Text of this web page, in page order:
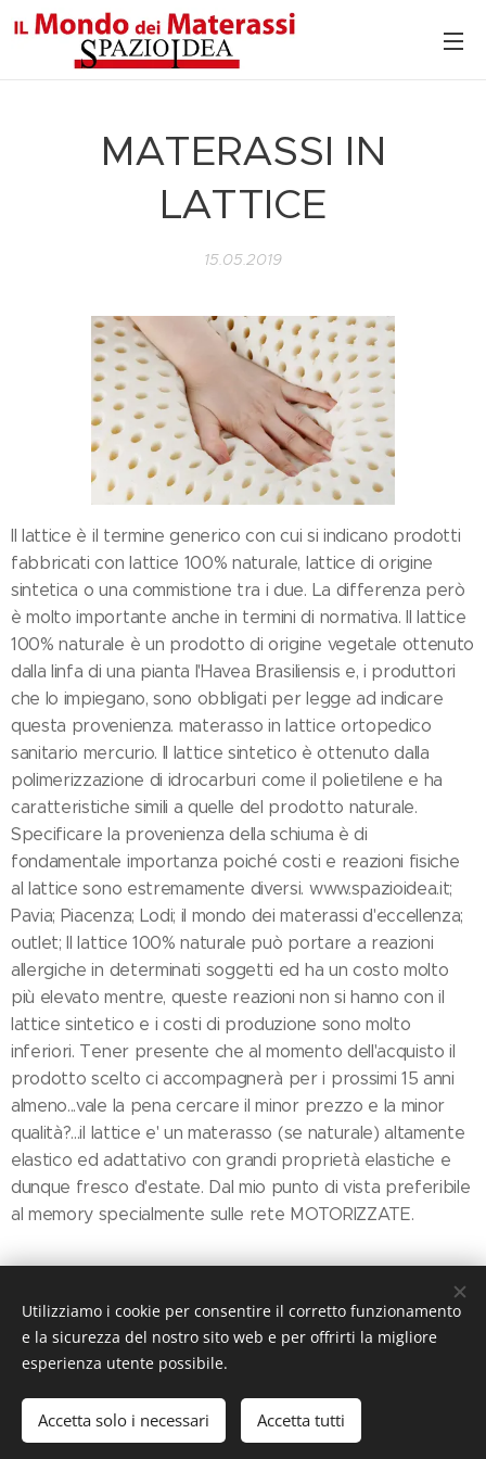
MATERASSI IN
LATTICE
15.05.2019
Il lattice è il termine generico con cui si indicano prodotti
fabbricati con lattice 100% naturale, lattice di origine
sintetica o una commistione tra i due. La differenza però
è molto importante anche in termini di normativa. Il lattice
100% naturale è un prodotto di origine vegetale ottenuto
dalla linfa di una pianta l'Havea Brasiliensis e, i produttori
che lo impiegano, sono obbligati per legge ad indicare
questa provenienza. materasso in lattice ortopedico
sanitario mercurio. Il lattice sintetico è ottenuto dalla
polimerizzazione di idrocarburi come il polietilene e ha
caratteristiche simili a quelle del prodotto naturale.
Specificare la provenienza della schiuma è di
fondamentale importanza poiché costi e reazioni fisiche
al lattice sono estremamente diversi. www.spazioidea.it;
Pavia; Piacenza; Lodi; il mondo dei materassi d'eccellenza;
outlet; Il lattice 100% naturale può portare a reazioni
allergiche in determinati soggetti ed ha un costo molto
più elevato mentre, queste reazioni non si hanno con il
lattice sintetico e i costi di produzione sono molto
inferiori. Tener presente che al momento dell'acquisto il
prodotto scelto ci accompagnerà per i prossimi 15 anni
almeno...vale la pena cercare il minor prezzo e la minor
qualità?...il lattice e' un materasso (se naturale) altamente
elastico ed adattativo con grandi proprietà elastiche e
dunque fresco d'estate. Dal mio punto di vista preferibile
al memory specialmente sulle rete MOTORIZZATE.
© 2019 ILMondodeiMaterassi, Via Nazionale, 110 27049 Stradella
Utilizziamo i cookie per consentire il corretto funzionamento
e la sicurezza del nostro sito web e per offrirti la migliore
esperienza utente possibile.
Accetta solo i necessari Accetta tutti